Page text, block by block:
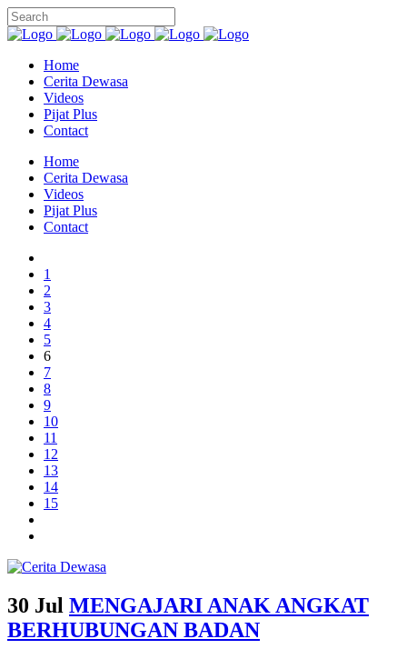
Home
Cerita Dewasa
Videos
Pijat Plus
Contact
Home
Cerita Dewasa
Videos
Pijat Plus
Contact
1
2
3
4
5
6
7
8
9
10
11
12
13
14
15
30 Jul MENGAJARI ANAK ANGKAT
BERHUBUNGAN BADAN